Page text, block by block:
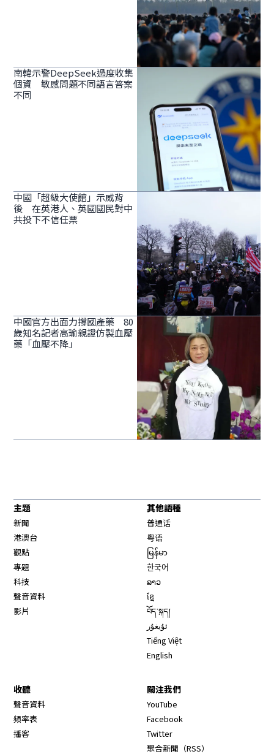
南韓示警DeepSeek過度收集
個資 敏感問題不同語言答案
不同
中國「超級大使館」示威背
後 在英港人、英國國民對中
共投下不信任票
中國官方出面力撐國產藥 80
歲知名記者高瑜親證仿製血壓
藥「血壓不降」
主題
新聞
港澳台
觀點
專題
科技
聲音資料
影片
其他語種
普通话
粤语
မြန်မာ
한국어
ລາວ
ខ្មែ
བོད་སྐད།
ئۇيغۇر
Tiếng Việt
English
收聽
聲音資料
頻率表
播客
關注我們
YouTube
Facebook
Twitter
聚合新聞（RSS）